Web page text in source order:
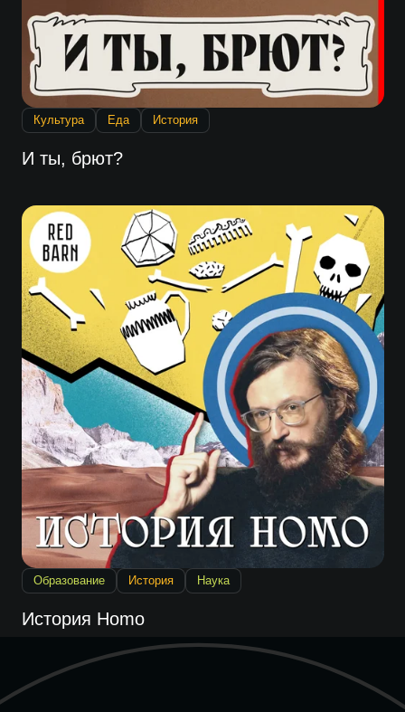
Культура Еда История
И ты, брют?
Образование История Наука
История Нomo